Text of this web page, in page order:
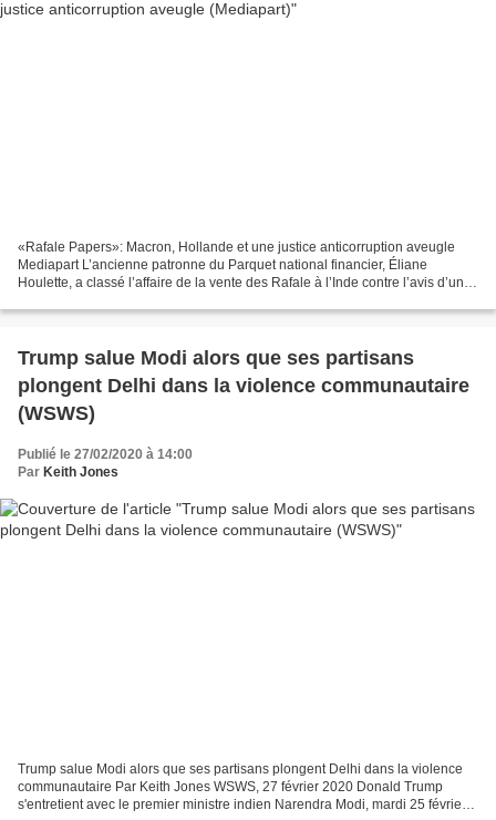
«Rafale Papers»: Macron, Hollande et une justice anticorruption aveugle
Mediapart L’ancienne patronne du Parquet national financier, Éliane
Houlette, a classé l’affaire de la vente des Rafale à l’Inde contre l’avis d’un
Trump salue Modi alors que ses partisans
plongent Delhi dans la violence communautaire
(WSWS)
Publié le 27/02/2020 à 14:00
Par Keith Jones
Trump salue Modi alors que ses partisans plongent Delhi dans la violence
communautaire Par Keith Jones WSWS, 27 février 2020 Donald Trump
s'entretient avec le premier ministre indien Narendra Modi, mardi 25 février